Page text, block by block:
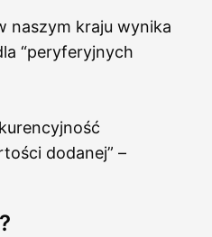
naszym kraju wynika
“peryferyjnych
dodanej” –